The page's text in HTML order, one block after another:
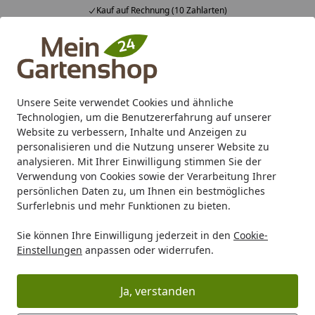
Unsere Seite verwendet Cookies und ähnliche
Technologien, um die Benutzererfahrung auf unserer
Website zu verbessern, Inhalte und Anzeigen zu
personalisieren und die Nutzung unserer Website zu
analysieren. Mit Ihrer Einwilligung stimmen Sie der
Verwendung von Cookies sowie der Verarbeitung Ihrer
persönlichen Daten zu, um Ihnen ein bestmögliches
Surferlebnis und mehr Funktionen zu bieten.
Sie können Ihre Einwilligung jederzeit in den Cookie-
Einstellungen anpassen oder widerrufen.
Ja, verstanden
Kauf auf Rechnung (10 Zahlarten)
Alle Produkte
Mein Konto
Suchen
Karibu Pools inkl. gratis Sandfilteranlage & Pool-
Starterset (Gesamtwert bis 468,99€)
Startseite
Marken Karibu Karibu Gartenhäuser Karibu
Karibu Fahrradschuppen
Ihre Artikelübersicht